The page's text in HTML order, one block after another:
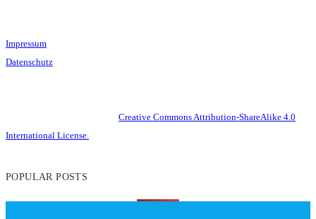
Impressum
Datenschutz
Creative Commons Attribution-ShareAlike 4.0
International License.
POPULAR POSTS